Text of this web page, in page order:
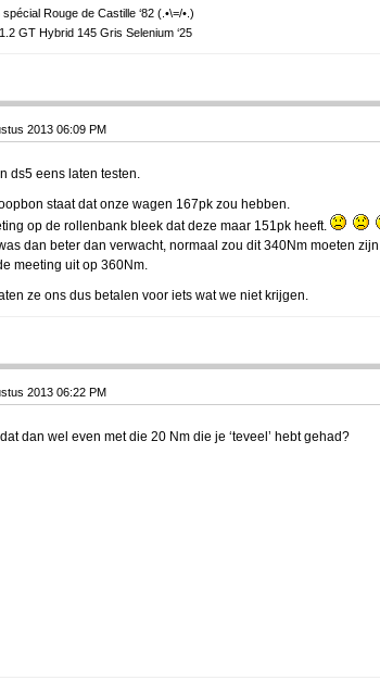
Rouge de Castille ‘82 (.•\=/•.)
GT Hybrid 145 Gris Selenium ‘25
2013 06:09 PM
ds5 eens laten testen.
staat dat onze wagen 167pk zou hebben.
op de rollenbank bleek dat deze maar 151pk heeft.
dan beter dan verwacht, normaal zou dit 340Nm moeten
meeting uit op 360Nm.
ze ons dus betalen voor iets wat we niet krijgen.
2013 06:22 PM
dan wel even met die 20 Nm die je ‘teveel’ hebt gehad?